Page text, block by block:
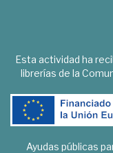
Esta actividad ha
librerías de la
Ayudas públicas